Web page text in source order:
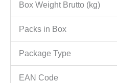
Box Weight Brutto (kg)
Packs in Box
Package Type
EAN Code